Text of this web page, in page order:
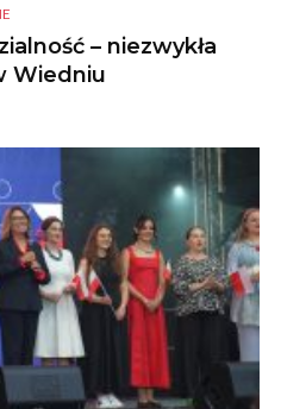
– niezwykła
Wiedniu